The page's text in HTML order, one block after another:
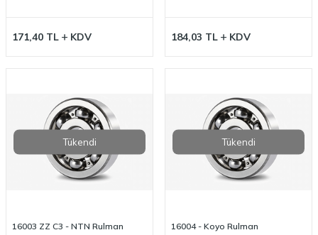
171,40 TL KDV 184,03 TL KDV
Tükendi
16003 ZZ C3 - NTN Rulman
Tükendi
16004 - Koyo Rulman